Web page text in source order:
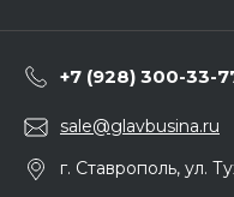
+7 (928) 300-33-
sale@glavbusina.ru
г. Ставрополь, ул.